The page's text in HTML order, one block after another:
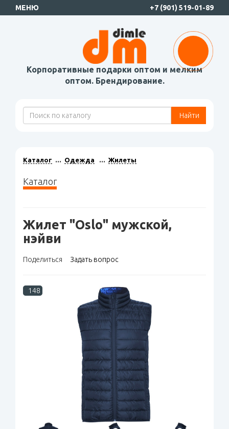
МЕНЮ +7 (901) 519-01-89
Корпоративные подарки оптом и мелким
оптом. Брендирование.
Найти
Каталог Одежда Жилеты
Каталог
Жилет "Oslo" мужской,
нэйви
Поделиться Задать вопрос
148